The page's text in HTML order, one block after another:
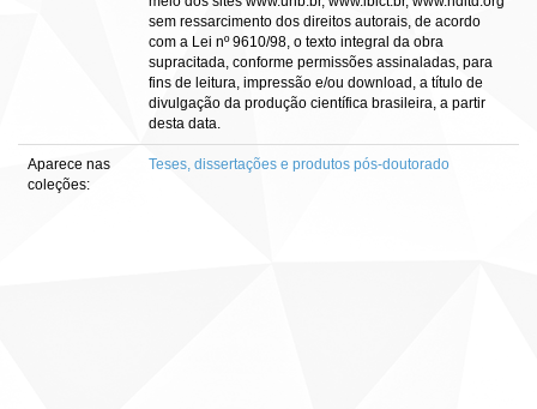
sem ressarcimento dos direitos autorais, de acordo
com a Lei nº 9610/98, o texto integral da obra
supracitada, conforme permissões assinaladas, para
fins de leitura, impressão e/ou download, a título de
divulgação da produção científica brasileira, a partir
desta data.
Aparece nas
coleções:
Teses, dissertações e produtos pós-doutorado